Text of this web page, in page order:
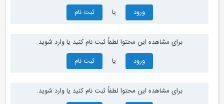
ورود
ثبت نام
برای مشاهده این محتوا لطفاً ثبت نام کنید یا وارد شوید.
ورود
ثبت نام
برای مشاهده این محتوا لطفاً ثبت نام کنید یا وارد شوید.